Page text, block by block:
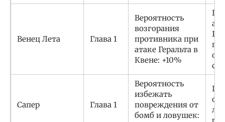
Венец Лета Глава 1
Вероятность
возгорания
противника при
атаке Геральта в
Квене: +10%
Сапер Глава 1
Вероятность
избежать
повреждения от
бомб и ловушек:
раз